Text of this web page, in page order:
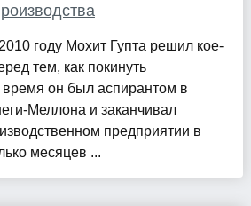
году Мохит Гупта решил кое-
тем, как покинуть
он был аспирантом в
Меллона и заканчивал
предприятии в
месяцев ...